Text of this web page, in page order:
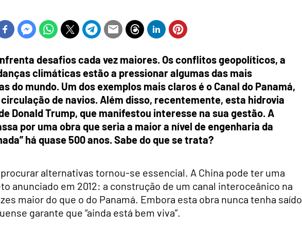
desafios cada vez maiores. Os conflitos geopolíticos, a
climáticas estão a pressionar algumas das mais
mundo. Um dos exemplos mais claros é o Canal do Panamá,
de navios. Além disso, recentemente, esta hidrovia
Donald Trump, que manifestou interesse na sua gestão. A
por uma obra que seria a maior a nível de engenharia da
há quase 500 anos. Sabe do que se trata?
alternativas tornou-se essencial. A China pode ter uma
anunciado em 2012: a construção de um canal interoceânico na
maior do que o do Panamá. Embora esta obra nunca tenha saído
garante que “ainda está bem viva”.